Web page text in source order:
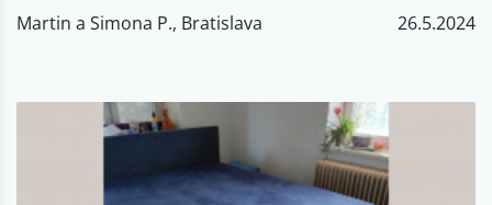
Martin a Simona P., Bratislava
26.5.2024